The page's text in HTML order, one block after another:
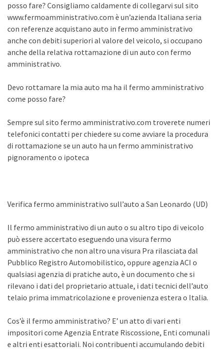
posso fare? Consigliamo caldamente di collegarvi sul sito
www.fermoamministrativo.com è un’azienda Italiana seria
con referenze acquistano auto in fermo amministrativo
anche con debiti superiori al valore del veicolo, si occupano
anche della relativa rottamazione di un auto con fermo
amministrativo.
Devo rottamare la mia auto ma ha il fermo amministrativo
come posso fare?
Sempre sul sito fermo amministrativo.com troverete numeri
telefonici contatti per chiedere su come avviare la procedura
di rottamazione se un auto ha un fermo amministrativo
pignoramento o ipoteca
Verifica fermo amministrativo sull’auto a San Leonardo (UD)
Il fermo amministrativo di un auto o su altro tipo di veicolo
può essere accertato eseguendo una visura fermo
amministrativo che non altro una visura Pra rilasciata dal
Pubblico Registro Automobilistico, oppure agenzia ACI o
qualsiasi agenzia di pratiche auto, è un documento che si
rilevano i dati del proprietario attuale, i dati tecnici dell’auto
telaio prima immatricolazione e provenienza estera o Italia.
Cos’è il fermo amministrativo? E’ un atto di vari enti
impositori come Agenzia Entrate Riscossione, Enti comunali
e altri enti esattoriali. Noi contribuenti accumulando debiti